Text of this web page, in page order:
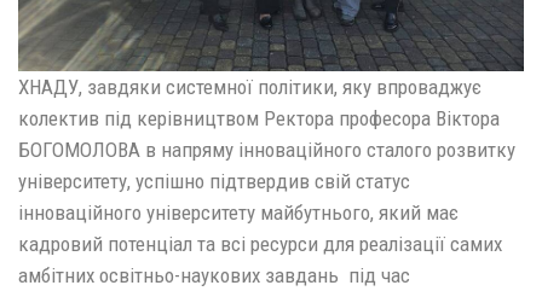
ХНАДУ, завдяки системної політики, яку впроваджує
колектив під керівництвом Ректора професора Віктора
БОГОМОЛОВА в напряму інноваційного сталого розвитку
університету, успішно підтвердив свій статус
інноваційного університету майбутнього, який має
кадровий потенціал та всі ресурси для реалізації самих
амбітних освітньо-наукових завдань під час